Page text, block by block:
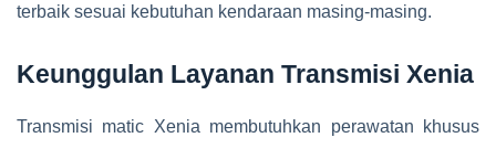
terbaik sesuai kebutuhan kendaraan masing-masing.
Keunggulan Layanan Transmisi Xenia
Transmisi matic Xenia membutuhkan perawatan khusus